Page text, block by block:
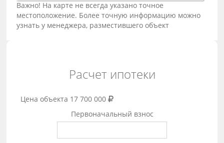
Важно! На карте не всегда указано точное
местоположение. Более точную информацию можно
узнать у менеджера, разместившего объект
Расчет ипотеки
Цена объекта 17 700 000
Первоначальный взнос